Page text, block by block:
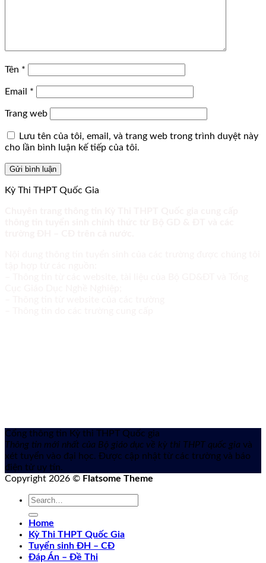
Tên *
Email *
Trang web
Lưu tên của tôi, email, và trang web trong trình duyệt này
cho lần bình luận kế tiếp của tôi.
Kỳ Thi THPT Quốc Gia
Cổng thông tin Kỳ thi THPT Quốc gia
Thông tin mới nhất của Bộ giáo dục về kỳ thi THPT quốc gia và
xét tuyển vào đại học. Được cập nhật từ các trường và báo
điện tử uy tín.
Copyright 2026 © Flatsome Theme
Home
Kỳ Thi THPT Quốc Gia
Tuyển sinh ĐH – CĐ
Đáp Án – Đề Thi